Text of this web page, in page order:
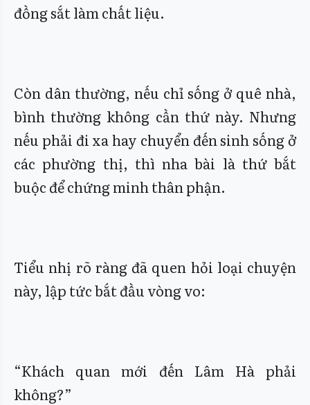
đồng sắt làm chất liệu.
Còn dân thường, nếu chỉ sống ở quê nhà,
bình thường không cần thứ này. Nhưng
nếu phải đi xa hay chuyển đến sinh sống ở
các phường thị, thì nha bài là thứ bắt
buộc để chứng minh thân phận.
Tiểu nhị rõ ràng đã quen hỏi loại chuyện
này, lập tức bắt đầu vòng vo:
“Khách quan mới đến Lâm Hà phải
không?”